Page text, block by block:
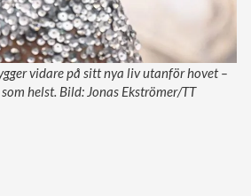
vidare på sitt nya liv utanför hovet –
helst. Bild: Jonas Ekströmer/TT